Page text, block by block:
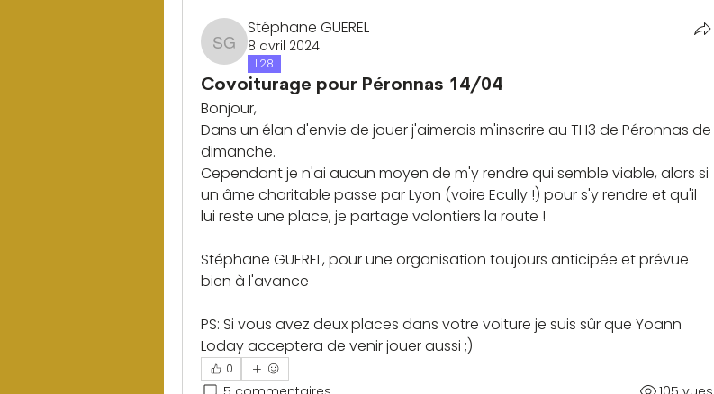
Stéphane GUEREL
Stéphane GUEREL
8 avril 2024
L28
Covoiturage pour Péronnas 14/04
Bonjour,
Dans un élan d'envie de jouer j'aimerais m'inscrire au TH3 de Péronnas de
dimanche.
Cependant je n'ai aucun moyen de m'y rendre qui semble viable, alors si
un âme charitable passe par Lyon (voire Ecully !) pour s'y rendre et qu'il
lui reste une place, je partage volontiers la route !
Stéphane GUEREL, pour une organisation toujours anticipée et prévue
bien à l'avance
PS: Si vous avez deux places dans votre voiture je suis sûr que Yoann
Loday acceptera de venir jouer aussi ;)
0